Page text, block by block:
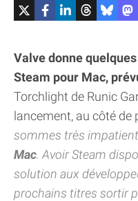
Valve donne
Steam pour Mac,
Torchlight de Runic
lancement, au côté de
sommes très
Mac. Avoir Steam
solution aux
prochains titres sortir